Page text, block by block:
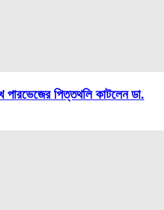
পারভেজের পিত্তথলি কাটলেন ডা.